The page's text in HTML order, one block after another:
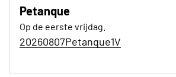
Petanque
Op de eerste vrijdag.
20260807Petanque1V